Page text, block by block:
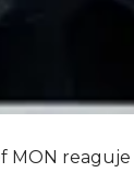
MON reaguje